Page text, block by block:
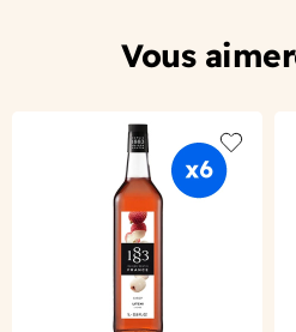
Vous
Add to